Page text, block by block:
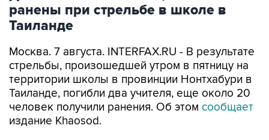
ранены при стрельбе в школе в
Таиланде
Москва. 7 августа. INTERFAX.RU - В результате
стрельбы, произошедшей утром в пятницу на
территории школы в провинции Нонтхабури в
Таиланде, погибли два учителя, еще около 20
человек получили ранения. Об этом сообщает
издание Khaosod.